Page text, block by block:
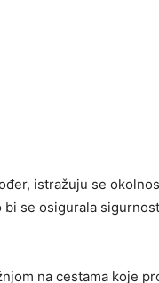
istražuju se
se osigurala
na cestama koje